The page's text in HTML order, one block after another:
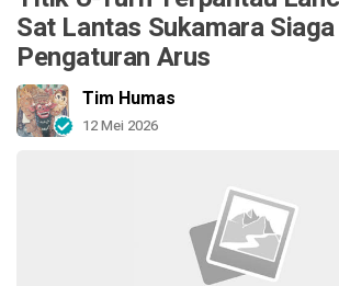
Sat Lantas Sukamara
Pengaturan Arus
Tim Humas
12 Mei 2026